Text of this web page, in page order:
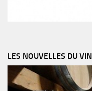
LES NOUVELLES DU VIN